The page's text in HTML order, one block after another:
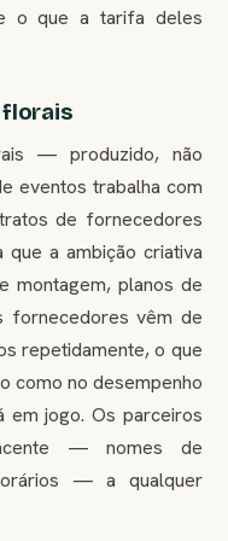
o que a tarifa deles
florais
— produzido, não
eventos trabalha com
de fornecedores
a ambição criativa
montagem, planos de
fornecedores vêm de
repetidamente, o que
como no desempenho
em jogo. Os parceiros
— nomes de
— a qualquer